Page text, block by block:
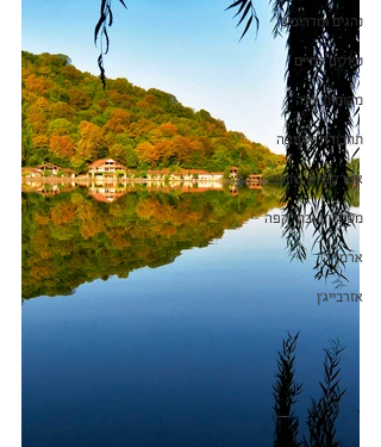
נהגים ומדריכים
טיולים יומיים
מקומות לינה
תחבורה ותעופה
אטרקציות שונות
מסעדות ובתי קפה
ארמניה
אזרבייג'ן